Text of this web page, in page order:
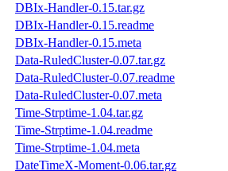
DBIx-Handler-0.15.tar.gz
DBIx-Handler-0.15.readme
DBIx-Handler-0.15.meta
Data-RuledCluster-0.07.tar.gz
Data-RuledCluster-0.07.readme
Data-RuledCluster-0.07.meta
Time-Strptime-1.04.tar.gz
Time-Strptime-1.04.readme
Time-Strptime-1.04.meta
DateTimeX-Moment-0.06.tar.gz